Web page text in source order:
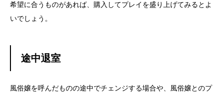
希望に合うものがあれば、購入してプレイを盛り上げてみるとよ
いでしょう。
途中退室
風俗嬢を呼んだものの途中でチェンジする場合や、風俗嬢とのプ